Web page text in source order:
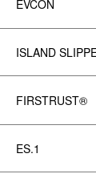
EVCON
ISLAND
FIRSTRUST®
ES.1